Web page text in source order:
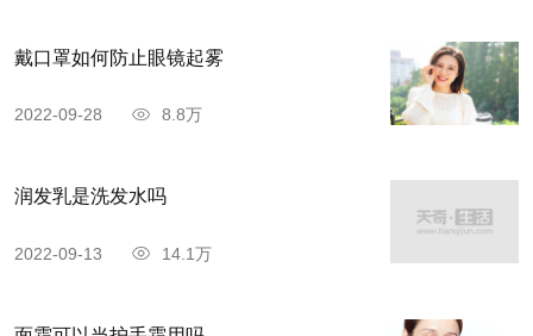
或者卸妆油来卸，一定要卸干净哦!
戴口罩如何防止眼镜起雾
2022-09-28 8.8万
润发乳是洗发水吗
2022-09-13 14.1万